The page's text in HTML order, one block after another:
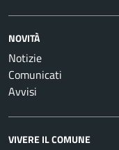
NOVITÀ
Notizie
Comunicati
Avvisi
VIVERE IL COMUNE